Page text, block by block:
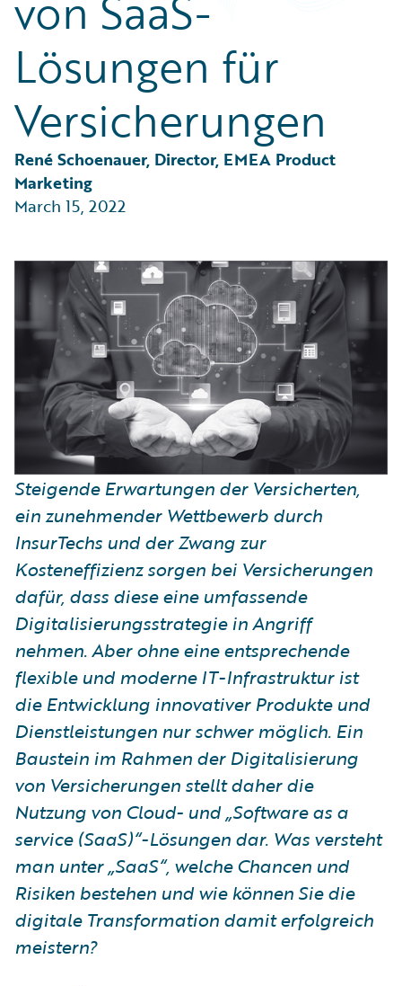
Partner Perspective
Technology
Lösungen für
Versicherungen
René Schoenauer, Director, EMEA Product
Marketing
March 15, 2022
Steigende Erwartungen der Versicherten,
ein zunehmender Wettbewerb durch
InsurTechs und der Zwang zur
Kosteneffizienz sorgen bei Versicherungen
dafür, dass diese eine umfassende
Digitalisierungsstrategie in Angriff
nehmen. Aber ohne eine entsprechende
flexible und moderne IT-Infrastruktur ist
die Entwicklung innovativer Produkte und
Dienstleistungen nur schwer möglich. Ein
Baustein im Rahmen der Digitalisierung
von Versicherungen stellt daher die
Nutzung von Cloud- und „Software as a
service (SaaS)“-Lösungen dar. Was versteht
man unter „SaaS“, welche Chancen und
Risiken bestehen und wie können Sie die
digitale Transformation damit erfolgreich
meistern?